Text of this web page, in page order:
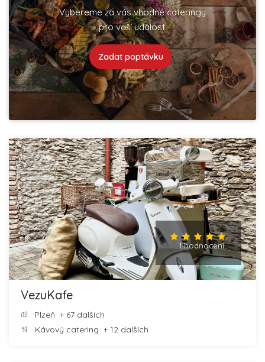
Vybereme za vás vhodné cateringy
pro vaší událost.
Zadat poptávku
1 hodnocení
VezuKafe
Plzeň + 67 dalších
Kávový catering + 12 dalších